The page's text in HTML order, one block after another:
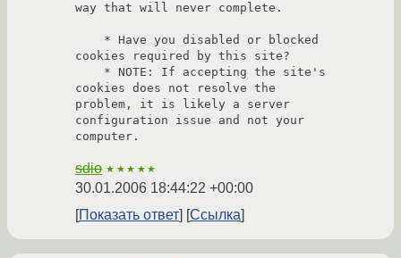
way that will never complete.
cookies required by this site?
cookies does not resolve the
problem, it is likely a server
configuration issue and not your
computer.
sdio ★★★★★
30.01.2006 18:44:22 +00:00
Показать ответ
Ссылка